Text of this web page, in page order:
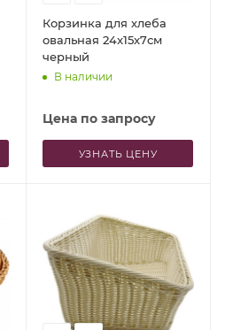
Корзинка для хлеба
овальная 24x15x7см
черный
В наличии
Цена по запросу
УЗНАТЬ ЦЕНУ